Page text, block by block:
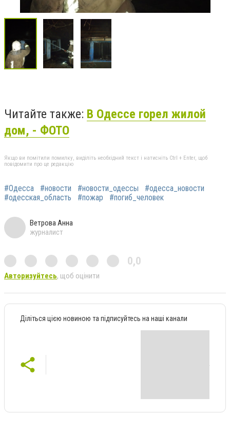
Читайте также: В Одессе горел жилой
дом, - ФОТО
Якщо ви помітили помилку, виділіть необхідний текст і натисніть Ctrl + Enter, щоб
повідомити про це редакцію
#Одесса #новости #новости_одессы
#одесса_новости
#одесская_область
#пожар #погиб_человек
Ветрова Анна
журналист
0,0
Авторизуйтесь, щоб оцінити
Діліться цією новиною та підписуйтесь на наші канали